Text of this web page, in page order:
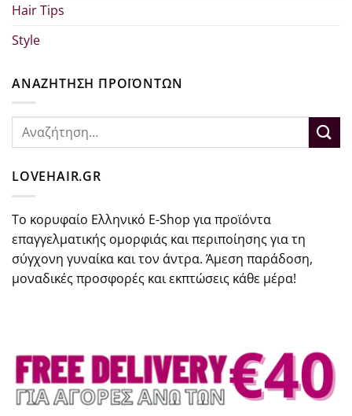
Hair Tips
Style
ΑΝΑΖΗΤΗΣΗ ΠΡΟΪΟΝΤΩΝ
Αναζήτηση
LOVEHAIR.GR
Το κορυφαίο Ελληνικό E-Shop για προϊόντα
επαγγελματικής ομορφιάς και περιποίησης για τη
σύγχονη γυναίκα και τον άντρα. Άμεση παράδοση,
μοναδικές προσφορές και εκπτώσεις κάθε μέρα!